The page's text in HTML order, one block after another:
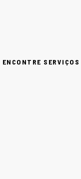
ENCONTRE SERVIÇOS